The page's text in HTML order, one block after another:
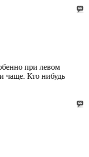
при левом
чаще. Кто нибудь